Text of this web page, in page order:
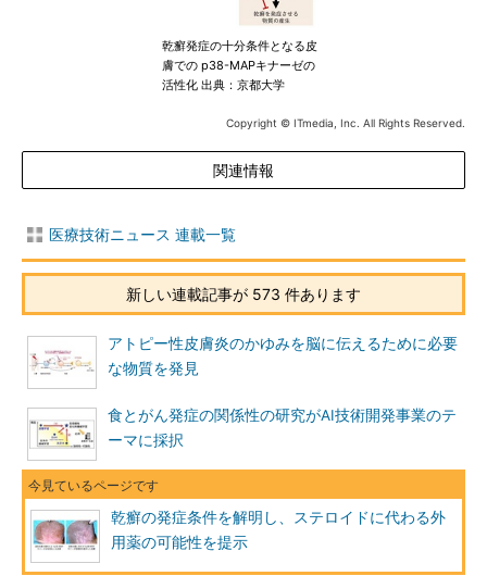
乾癬発症の十分条件となる皮
膚での p38-MAPキナーゼの
活性化 出典：京都大学
Copyright © ITmedia, Inc. All Rights Reserved.
関連情報
医療技術ニュース 連載一覧
新しい連載記事が 573 件あります
アトピー性皮膚炎のかゆみを脳に伝えるために必要
な物質を発見
食とがん発症の関係性の研究がAI技術開発事業のテ
ーマに採択
乾癬の発症条件を解明し、ステロイドに代わる外
用薬の可能性を提示